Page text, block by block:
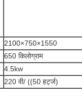
2100×750×1550
650 किलोग्राम
4.5kw
220 वी/ ((50 हर्ट्ज)